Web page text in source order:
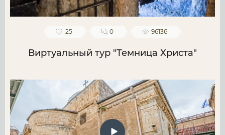
25 0 96136
Виртуальный тур "Темница Христа"